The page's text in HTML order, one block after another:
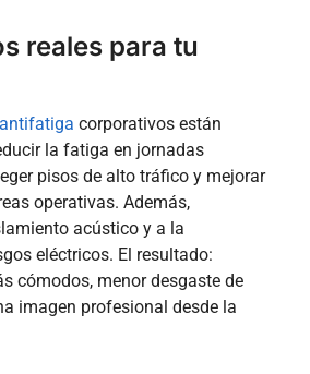
reales para tu
corporativos están
la fatiga en jornadas
pisos de alto tráfico y mejorar
operativas. Además,
acústico y a la
eléctricos. El resultado:
cómodos, menor desgaste de
imagen profesional desde la